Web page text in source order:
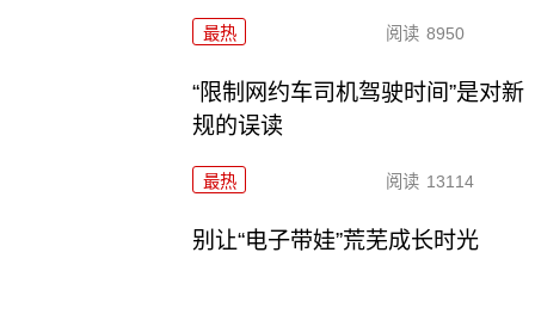
最热 阅读 8950
“限制网约车司机驾驶时间”是对新
规的误读
最热 阅读 13114
别让“电子带娃”荒芜成长时光